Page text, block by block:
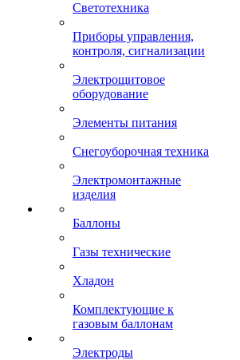
Светотехника
Приборы управления,
контроля, сигнализации
Электрощитовое
оборудование
Элементы питания
Снегоуборочная техника
Электромонтажные
изделия
Баллоны
Газы технические
Хладон
Комплектующие к
газовым баллонам
Электроды